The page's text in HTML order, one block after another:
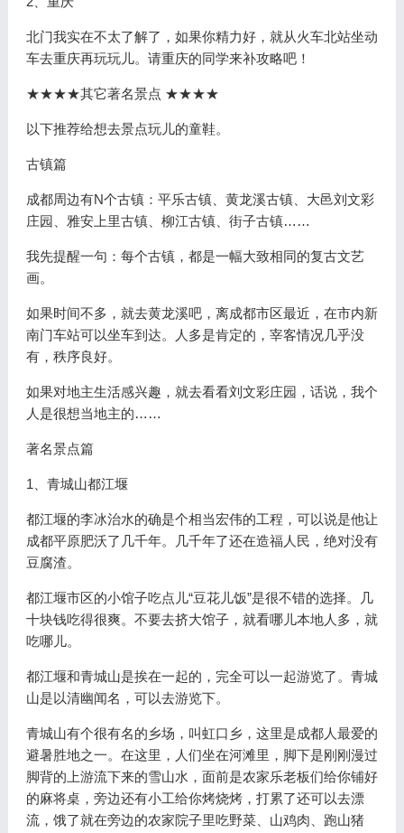
北门我实在不太了解了，如果你精力好，就从火车北站坐动
车去重庆再玩玩儿。请重庆的同学来补攻略吧！
★★★★其它著名景点 ★★★★
以下推荐给想去景点玩儿的童鞋。
古镇篇
成都周边有N个古镇：平乐古镇、黄龙溪古镇、大邑刘文彩
庄园、雅安上里古镇、柳江古镇、街子古镇……
我先提醒一句：每个古镇，都是一幅大致相同的复古文艺
画。
如果时间不多，就去黄龙溪吧，离成都市区最近，在市内新
南门车站可以坐车到达。人多是肯定的，宰客情况几乎没
有，秩序良好。
如果对地主生活感兴趣，就去看看刘文彩庄园，话说，我个
人是很想当地主的……
著名景点篇
1、青城山都江堰
都江堰的李冰治水的确是个相当宏伟的工程，可以说是他让
成都平原肥沃了几千年。几千年了还在造福人民，绝对没有
豆腐渣。
都江堰市区的小馆子吃点儿“豆花儿饭”是很不错的选择。几
十块钱吃得很爽。不要去挤大馆子，就看哪儿本地人多，就
吃哪儿。
都江堰和青城山是挨在一起的，完全可以一起游览了。青城
山是以清幽闻名，可以去游览下。
青城山有个很有名的乡场，叫虹口乡，这里是成都人最爱的
避暑胜地之一。在这里，人们坐在河滩里，脚下是刚刚漫过
脚背的上游流下来的雪山水，面前是农家乐老板们给你铺好
的麻将桌，旁边还有小工给你烤烧烤，打累了还可以去漂
流，饿了就在旁边的农家院子里吃野菜、山鸡肉、跑山猪